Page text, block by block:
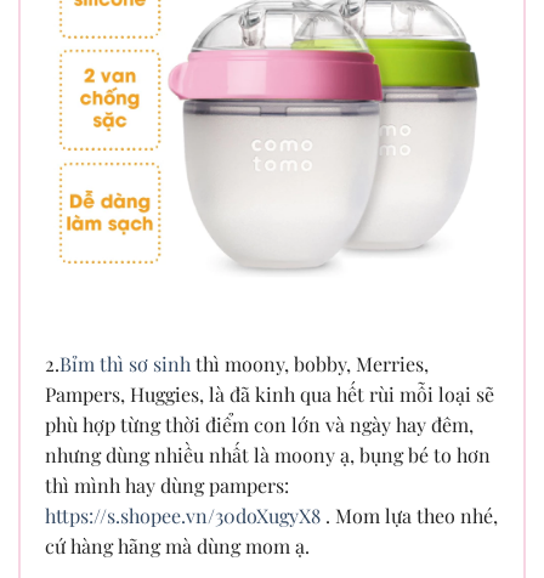
2.Bỉm thì sơ sinh thì moony, bobby, Merries,
Pampers, Huggies, là đã kinh qua hết rùi mỗi loại sẽ
phù hợp từng thời điểm con lớn và ngày hay đêm,
nhưng dùng nhiều nhất là moony ạ, bụng bé to hơn
thì mình hay dùng pampers:
https://s.shopee.vn/30doXugyX8 . Mom lựa theo nhé,
cứ hàng hãng mà dùng mom ạ.